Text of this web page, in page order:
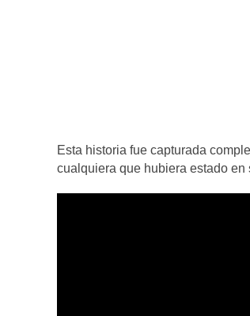
Esta historia fue capturada
cualquiera que hubiera estado